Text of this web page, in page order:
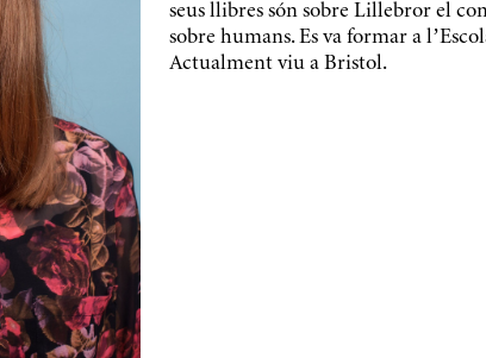
seus llibres són sobre Lillebror el
sobre humans. Es va formar a
Actualment viu a Bristol.